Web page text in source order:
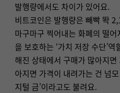
발행량에서도 차이가 있어요.
비트코인은 발행량은 빼빡 똭
마구마구 찍어내는 화폐의 떨
을 보호하는 ‘가치 저장 수단’
해진 상태에서 구매가 많아지
아지면 가격이 내려가는 건 넘
지털 금’이라고도 불려요.